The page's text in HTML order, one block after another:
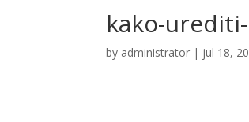
kako-
by administrator | jul 18,